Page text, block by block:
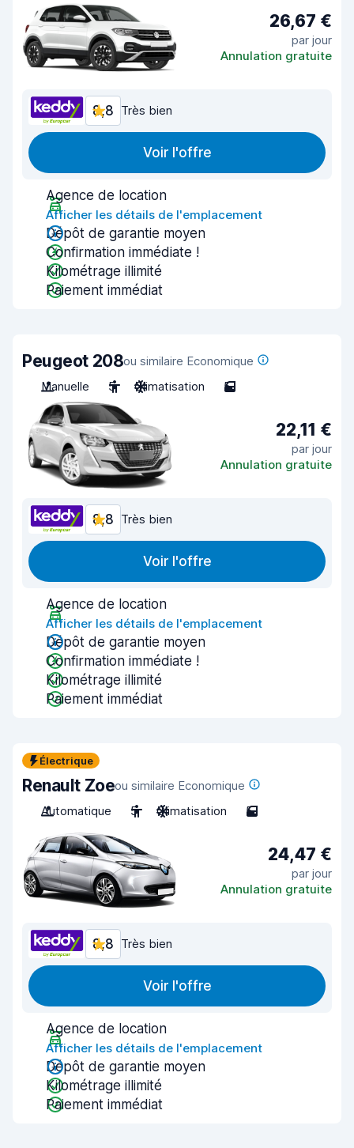
26,67 €
par jour
Annulation gratuite
8,8 Très bien
Voir l'offre
Agence de location
Afficher les détails de l'emplacement
Dépôt de garantie moyen
Confirmation immédiate !
Kilométrage illimité
Paiement immédiat
Peugeot 208ou similaire Economique
Manuelle
5 Climatisation 5
22,11 €
par jour
Annulation gratuite
8,8 Très bien
Voir l'offre
Agence de location
Afficher les détails de l'emplacement
Dépôt de garantie moyen
Confirmation immédiate !
Kilométrage illimité
Paiement immédiat
Électrique
Renault Zoeou similaire Economique
Automatique
5 Climatisation 5
24,47 €
par jour
Annulation gratuite
8,8 Très bien
Voir l'offre
Agence de location
Afficher les détails de l'emplacement
Dépôt de garantie moyen
Kilométrage illimité
Paiement immédiat